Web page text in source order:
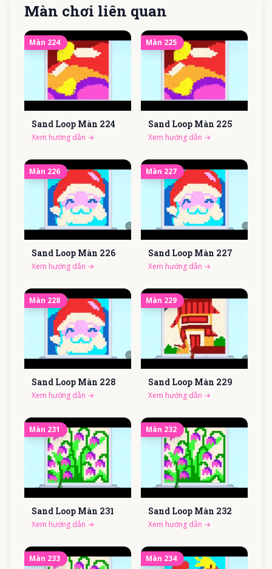
Màn chơi liên quan
Màn 224
Sand Loop Màn 224
Xem hướng dẫn →
Màn 225
Sand Loop Màn 225
Xem hướng dẫn →
Màn 226
Sand Loop Màn 226
Xem hướng dẫn →
Màn 227
Sand Loop Màn 227
Xem hướng dẫn →
Màn 228
Sand Loop Màn 228
Xem hướng dẫn →
Màn 229
Sand Loop Màn 229
Xem hướng dẫn →
Màn 231
Sand Loop Màn 231
Xem hướng dẫn →
Màn 232
Sand Loop Màn 232
Xem hướng dẫn →
Màn 233 Màn 234